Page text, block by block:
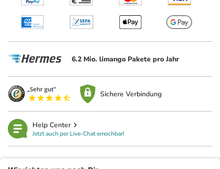
6.2 Mio. limango Pakete pro Jahr
Sichere Verbindung
Help Center
Jetzt auch per Live-Chat erreichbar!